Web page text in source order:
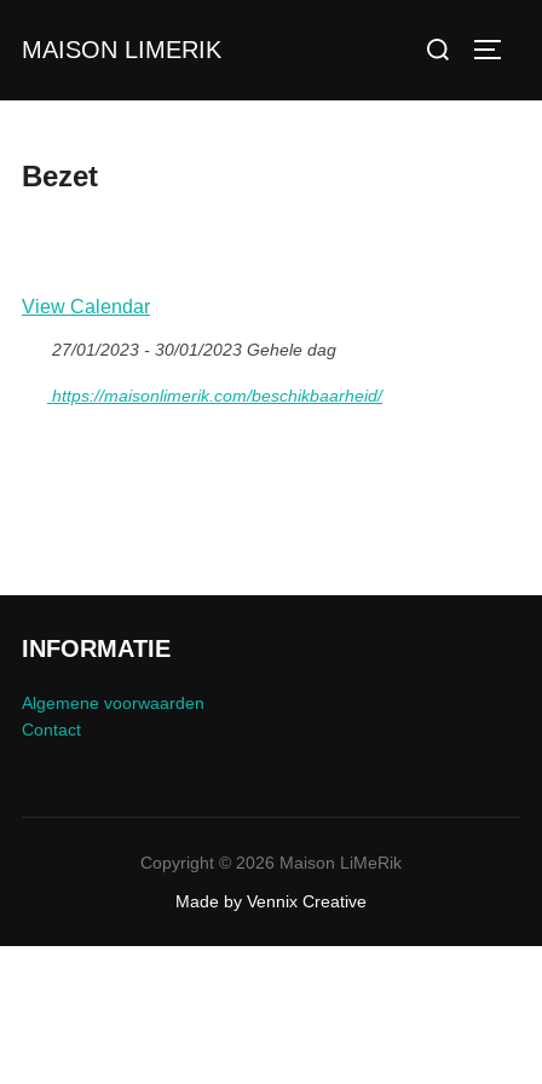
naarMAISON LIMERIK
Zoek
Bezet
View Calendar
27/01/2023 - 30/01/2023 Gehele dag
https://maisonlimerik.com/beschikbaarheid/
INFORMATIE
Algemene voorwaarden
Contact
Copyright © 2026 Maison LiMeRik
Made by Vennix Creative